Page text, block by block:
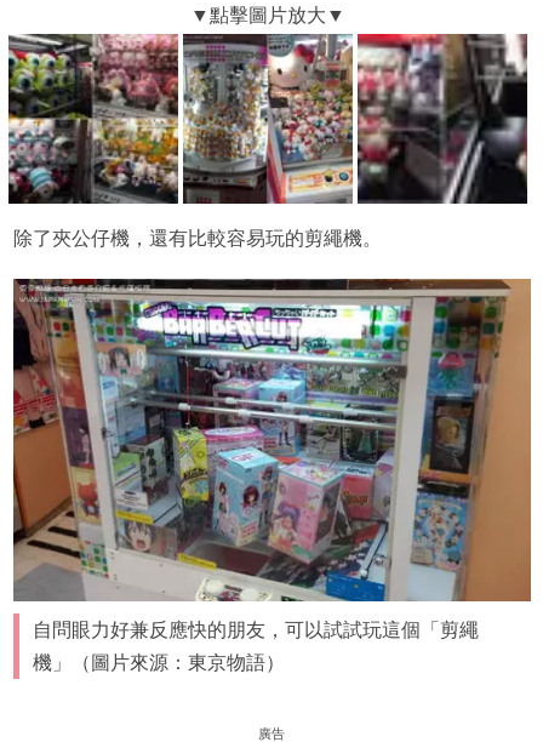
除了夾公仔機，還有比較容易玩的剪繩機。
自問眼力好兼反應快的朋友，可以試試玩這個「剪繩
機」（圖片來源：東京物語）
廣告